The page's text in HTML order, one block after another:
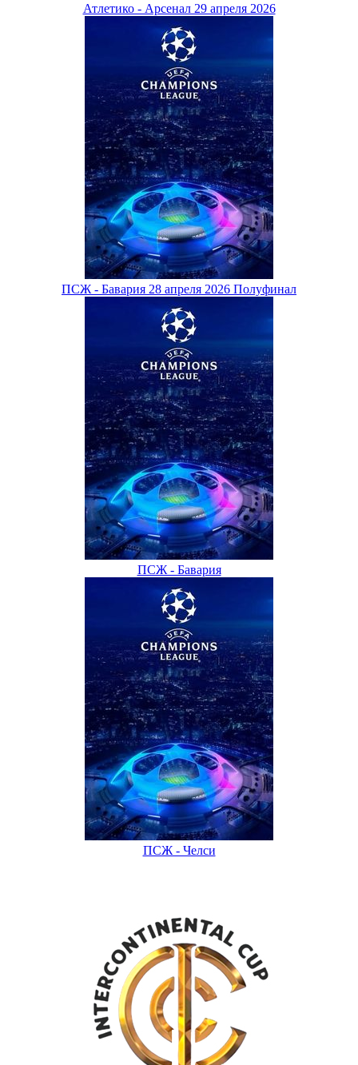
Атлетико - Арсенал 29 апреля 2026
ПСЖ - Бавария 28 апреля 2026 Полуфинал
ПСЖ - Бавария
ПСЖ - Челси